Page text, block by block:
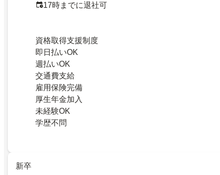
17時までに退社可
資格取得支援制度
即日払いOK
週払いOK
交通費支給
雇用保険完備
厚生年金加入
未経験OK
学歴不問
新卒